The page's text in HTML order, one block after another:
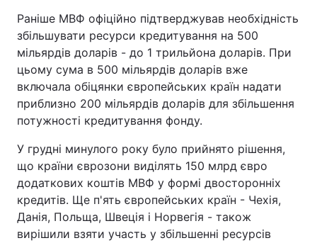
Раніше МВФ офіційно підтверджував необхідність
збільшувати ресурси кредитування на 500
мільярдів доларів - до 1 трильйона доларів. При
цьому сума в 500 мільярдів доларів вже
включала обіцянки європейських країн надати
приблизно 200 мільярдів доларів для збільшення
потужності кредитування фонду.
У грудні минулого року було прийнято рішення,
що країни єврозони виділять 150 млрд євро
додаткових коштів МВФ у формі двосторонніх
кредитів. Ще п'ять європейських країн - Чехія,
Данія, Польща, Швеція і Норвегія - також
вирішили взяти участь у збільшенні ресурсів